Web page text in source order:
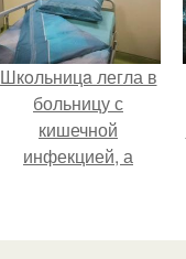
Шкoльницa легла в
больницу с
кишечной
инфекцией, а